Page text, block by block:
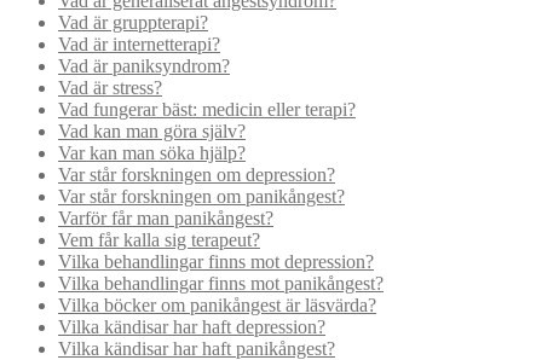
Vad är gruppterapi?
Vad är internetterapi?
Vad är paniksyndrom?
Vad är stress?
Vad fungerar bäst: medicin eller terapi?
Vad kan man göra själv?
Var kan man söka hjälp?
Var står forskningen om depression?
Var står forskningen om panikångest?
Varför får man panikångest?
Vem får kalla sig terapeut?
Vilka behandlingar finns mot depression?
Vilka behandlingar finns mot panikångest?
Vilka böcker om panikångest är läsvärda?
Vilka kändisar har haft depression?
Vilka kändisar har haft panikångest?